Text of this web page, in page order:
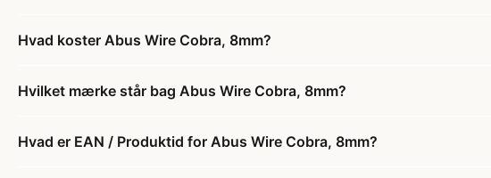
Hvad koster Abus Wire Cobra, 8mm?
Hvilket mærke står bag Abus Wire Cobra, 8mm?
Hvad er EAN / Produktid for Abus Wire Cobra, 8mm?